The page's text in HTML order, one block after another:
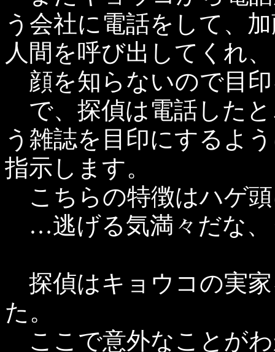
う会社に電話をして、
人間を呼び出してくれ
顔を知らないので目
で、探偵は電話した
う雑誌を目印にするよ
指示します。
こちらの特徴はハゲ
…逃げる気満々だな、
探偵はキョウコの実
た。
ここで意外なことが